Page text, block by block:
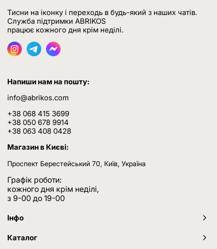
Тисни на іконку і переходь в будь-який з наших чатів.
Служба підтримки ABRIKOS
працює кожного дня крім неділі.
Напиши нам на пошту:
info@abrikos.com
+38 068 415 3699
+38 050 678 9914
+38 063 408 0428
Магазин в Києві:
Проспект Берестейський 70, Київ, Україна
Графік роботи:
кожного дня крім неділі,
з 9-00 до 19-00
Інфо
Каталог